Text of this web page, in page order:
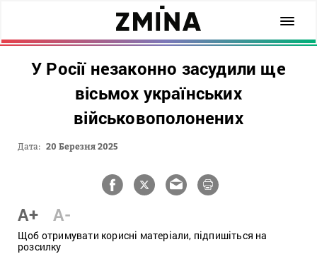
У Росії незаконно засудили ще
вісьмох українських
військовополонених
Дата: 20 Березня 2025
A+ A-
Щоб отримувати корисні матеріали, підпишіться на
розсилку